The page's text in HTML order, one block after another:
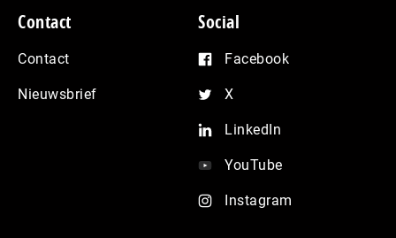
Contact
Contact
Nieuwsbrief
Social
Facebook
X
LinkedIn
YouTube
Instagram